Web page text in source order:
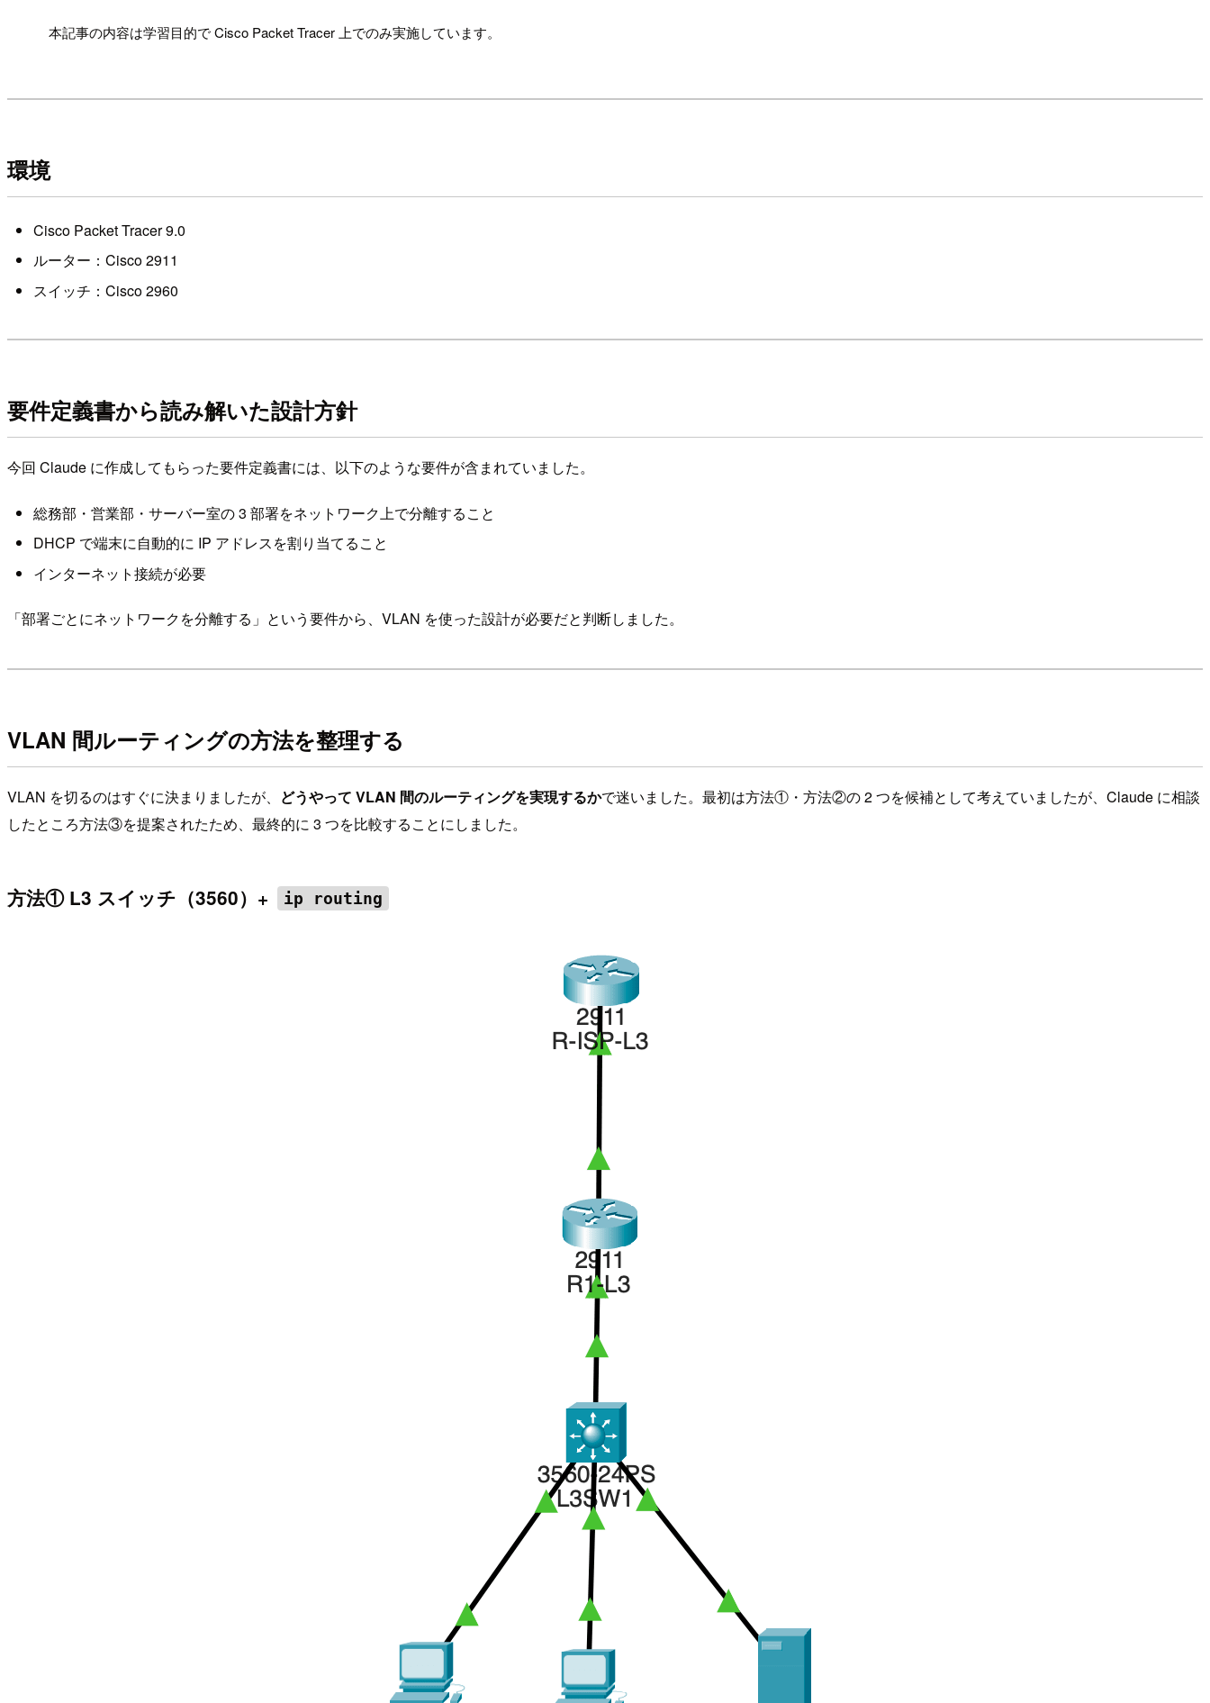
本記事の内容は学習目的で Cisco Packet Tracer 上でのみ実施しています。
環境
Cisco Packet Tracer 9.0
ルーター：Cisco 2911
スイッチ：Cisco 2960
要件定義書から読み解いた設計方針
今回 Claude に作成してもらった要件定義書には、以下のような要件が含まれていました。
総務部・営業部・サーバー室の 3 部署をネットワーク上で分離すること
DHCP で端末に自動的に IP アドレスを割り当てること
インターネット接続が必要
「部署ごとにネットワークを分離する」という要件から、VLAN を使った設計が必要だと判断しました。
VLAN 間ルーティングの方法を整理する
VLAN を切るのはすぐに決まりましたが、 どうやって VLAN 間のルーティングを実現するかで迷いました。最初は方法①・方法②の 2 つを候補として考えていましたが、Claude に相談
したところ方法③を提案されたため、最終的に 3 つを比較することにしました。
方法① L3 スイッチ（3560）+ ip routing